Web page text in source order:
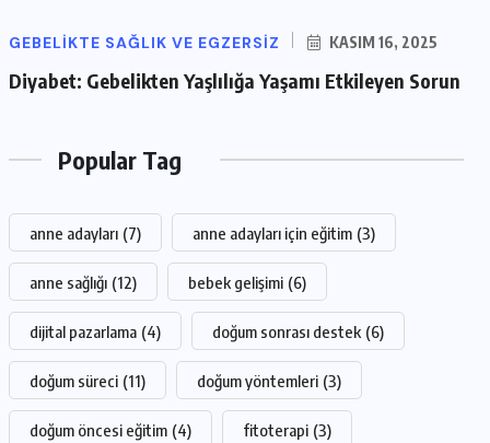
GEBELIKTE SAĞLIK VE EGZERSIZ KASIM 16, 2025
Diyabet: Gebelikten Yaşlılığa Yaşamı Etkileyen Sorun
Popular Tag
anne adayları (7) anne adayları için eğitim (3)
anne sağlığı (12) bebek gelişimi (6)
dijital pazarlama (4) doğum sonrası destek (6)
doğum süreci (11) doğum yöntemleri (3)
doğum öncesi eğitim (4) fitoterapi (3)